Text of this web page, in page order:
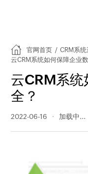
官网首页 / CRM系统
云CRM系统如何保障企业
云CRM系统
全？
2022-06-16 300 阅读